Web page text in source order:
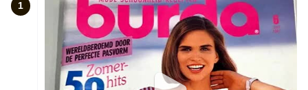
1